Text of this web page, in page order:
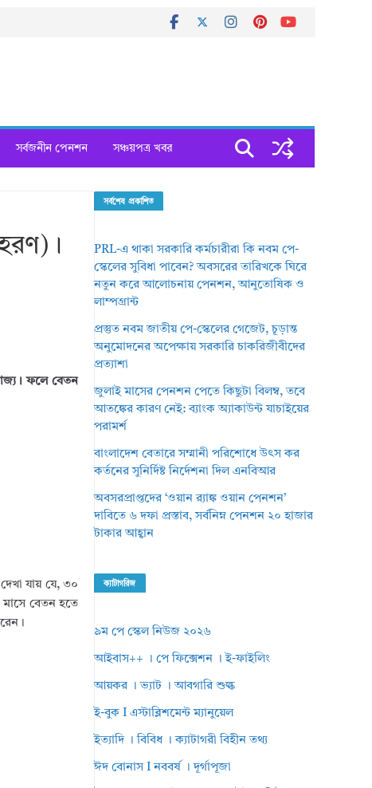
সর্বজনীন পেনশন সঞ্চয়পত্র খবর
ফলে বেতন
যায় যে, ৩০
মাসে বেতন হতে
সর্বশেষ প্রকাশিত
PRL-এ থাকা সরকারি কর্মচারীরা কি নবম পে-
স্কেলের সুবিধা পাবেন? অবসরের তারিখকে ঘিরে
নতুন করে আলোচনায় পেনশন, আনুতোষিক ও
লাম্পগ্রান্ট
প্রস্তুত নবম জাতীয় পে-স্কেলের গেজেট, চূড়ান্ত
অনুমোদনের অপেক্ষায় সরকারি চাকরিজীবীদের
প্রত্যাশা
জুলাই মাসের পেনশন পেতে কিছুটা বিলম্ব, তবে
আতঙ্কের কারণ নেই: ব্যাংক অ্যাকাউন্ট যাচাইয়ের
পরামর্শ
বাংলাদেশ বেতারে সম্মানী পরিশোধে উৎস কর
কর্তনের সুনির্দিষ্ট নির্দেশনা দিল এনবিআর
অবসরপ্রাপ্তদের ‘ওয়ান র‌্যাঙ্ক ওয়ান পেনশন’
দাবিতে ৬ দফা প্রস্তাব, সর্বনিম্ন পেনশন ২০ হাজার
টাকার আহ্বান
ক্যাটাগরিজ
৯ম পে স্কেল নিউজ ২০২৬
আইবাস++ । পে ফিক্সেশন । ই-ফাইলিং
আয়কর । ভ্যাট । আবগারি শুল্ক
ই-বুক I এস্টাব্লিশমেন্ট ম্যানুয়েল
ইত্যাদি । বিবিধ । ক্যাটাগরী বিহীন তথ্য
ঈদ বোনাস I নববর্ষ । দূর্গাপূজা